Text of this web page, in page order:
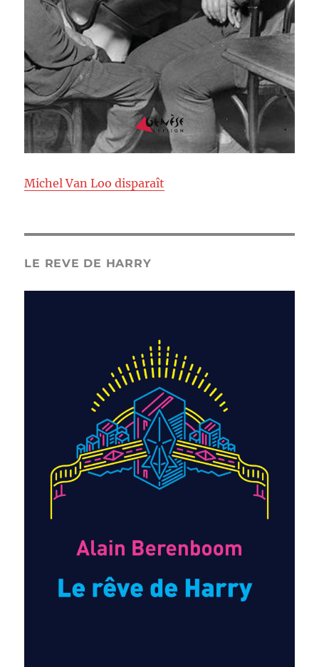
Michel Van Loo disparaît
LE REVE DE HARRY